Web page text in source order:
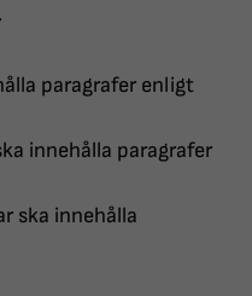
paragrafer enligt
innehålla paragrafer
ska innehålla